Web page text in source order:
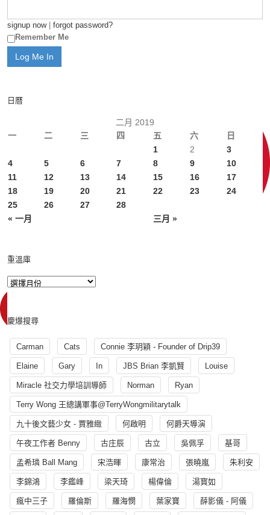
signup now| forgot password?
Remember Me
日曆
二月 2019
一
二 三 四 五 六 日
« 一月 三月 »
1 2
3
4
5 6 7 8 9
10
11
12 13 14 15 16
17
18
19 20 21 22 23
24
25
26 27 28
重溫庫
慶爆搜尋
Carman Cats Connie 李玥穎 - Founder of Drip39
Elaine Gary In JBS Brian 李凱賢 Louise
Miracle 社交力學培訓導師 Norman Ryan
Terry Wong 王總講軍事@TerryWongmilitarytalk
九十後文藝少女 - 賈雅緻 何啟明 何爵天導演
午夜工作者 Benny 古庄辰 古立 吳佩孚 基哥
孟希璘 Ball Mang 宋浩暉 康常治 張曉嵐 朱利安
李錦鴻 李鑑峰 梁天琦 楊偉倫 湯寳如
瘋中三子 羅倫斯 羅海憫 葉家寶 薛影儀 - 阿儀